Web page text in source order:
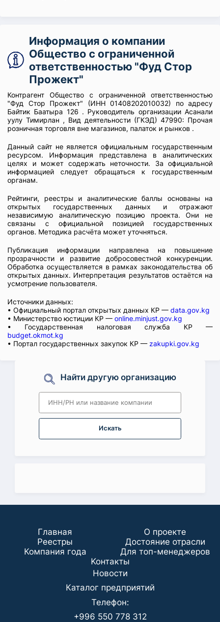
Информация о компании
Общество с ограниченной
ответственностью "Фуд Стор
Прожект"
Контрагент Общество с ограниченной ответственностью
"Фуд Стор Прожект" (ИНН 01408202010032) по адресу
Байтик Баатыра 126 . Руководитель организации Асанали
уулу Тимирлан , Вид деятельности (ГКЭД) 47990: Прочая
розничная торговля вне магазинов, палаток и рынков .
Данный сайт не является официальным государственным
ресурсом. Информация представлена в аналитических
целях и может содержать неточности. За официальной
информацией следует обращаться к государственным
органам.
Рейтинги, реестры и аналитические баллы основаны на
открытых государственных данных и отражают
независимую аналитическую позицию проекта. Они не
связаны с официальной позицией государственных
органов. Методика расчёта может уточняться.
Публикация информации направлена на повышение
прозрачности и развитие добросовестной конкуренции.
Обработка осуществляется в рамках законодательства об
открытых данных. Интерпретация результатов остаётся на
усмотрение пользователя.
Источники данных:
• Официальный портал открытых данных КР — data.gov.kg
• Министерство юстиции КР — online.minjust.gov.kg
• Государственная налоговая служба КР —
budget.okmot.kg
• Портал государственных закупок КР — zakupki.gov.kg
Найти другую организацию
Искать
Главная
О проекте
Реестры
Достояние отрасли
Компания года
Для топ-менеджеров
Koнтaкты
Новости
Каталог предприятий
Телефон:
+996 550 778 312